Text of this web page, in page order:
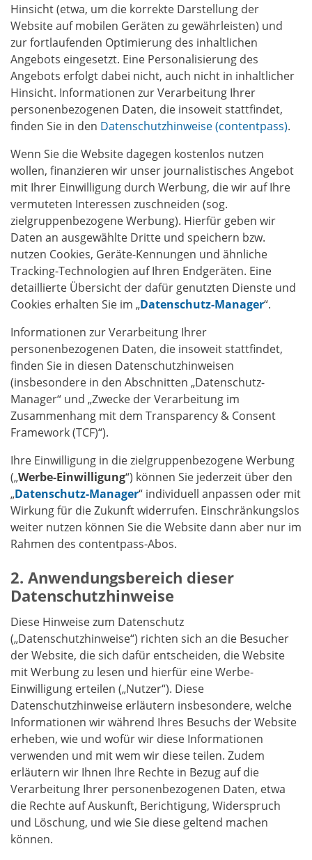
Hinsicht (etwa, um die korrekte Darstellung der
Website auf mobilen Geräten zu gewährleisten) und
zur fortlaufenden Optimierung des inhaltlichen
Angebots eingesetzt. Eine Personalisierung des
Angebots erfolgt dabei nicht, auch nicht in inhaltlicher
Hinsicht. Informationen zur Verarbeitung Ihrer
personenbezogenen Daten, die insoweit stattfindet,
finden Sie in den Datenschutzhinweise (contentpass).
Wenn Sie die Website dagegen kostenlos nutzen
wollen, finanzieren wir unser journalistisches Angebot
mit Ihrer Einwilligung durch Werbung, die wir auf Ihre
vermuteten Interessen zuschneiden (sog.
zielgruppenbezogene Werbung). Hierfür geben wir
Daten an ausgewählte Dritte und speichern bzw.
nutzen Cookies, Geräte-Kennungen und ähnliche
Tracking-Technologien auf Ihren Endgeräten. Eine
detaillierte Übersicht der dafür genutzten Dienste und
Cookies erhalten Sie im „Datenschutz-Manager“.
Informationen zur Verarbeitung Ihrer
personenbezogenen Daten, die insoweit stattfindet,
finden Sie in diesen Datenschutzhinweisen
(insbesondere in den Abschnitten „Datenschutz-
Manager“ und „Zwecke der Verarbeitung im
Zusammenhang mit dem Transparency & Consent
Framework (TCF)“).
Ihre Einwilligung in die zielgruppenbezogene Werbung
(„Werbe-Einwilligung“) können Sie jederzeit über den
„Datenschutz-Manager“ individuell anpassen oder mit
Wirkung für die Zukunft widerrufen. Einschränkungslos
weiter nutzen können Sie die Website dann aber nur im
Rahmen des contentpass-Abos.
Anwendungsbereich dieser
Datenschutzhinweise
Diese Hinweise zum Datenschutz
(„Datenschutzhinweise“) richten sich an die Besucher
der Website, die sich dafür entscheiden, die Website
mit Werbung zu lesen und hierfür eine Werbe-
Einwilligung erteilen („Nutzer“). Diese
Datenschutzhinweise erläutern insbesondere, welche
Informationen wir während Ihres Besuchs der Website
erheben, wie und wofür wir diese Informationen
verwenden und mit wem wir diese teilen. Zudem
erläutern wir Ihnen Ihre Rechte in Bezug auf die
Verarbeitung Ihrer personenbezogenen Daten, etwa
die Rechte auf Auskunft, Berichtigung, Widerspruch
und Löschung, und wie Sie diese geltend machen
können.